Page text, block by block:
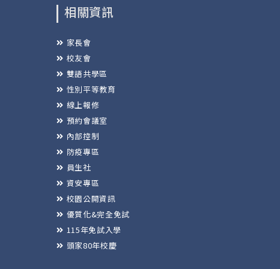
相關資訊
家長會
校友會
雙語共學區
性別平等教育
線上報修
預約會議室
內部控制
防疫專區
員生社
資安專區
校園公開資訊
優質化&完全免試
115年免試入學
頭家80年校慶